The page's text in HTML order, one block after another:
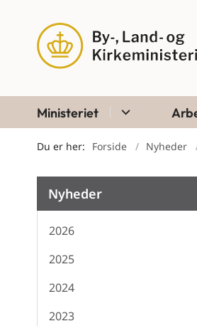
Ministeriet
Du er her: Forside Nyheder
Nyheder
2026
2025
2024
2023